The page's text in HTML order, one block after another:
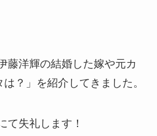
藤洋輝の結婚した嫁や元カ
？」を紹介してきました。
て失礼します！